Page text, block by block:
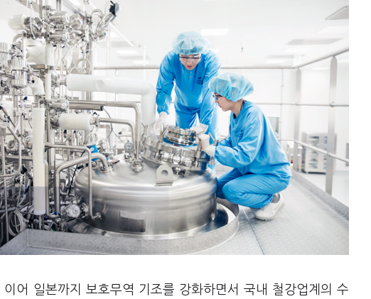
어 일본까지 보호무역 기조를 강화하면서 국내 철강업계의 수